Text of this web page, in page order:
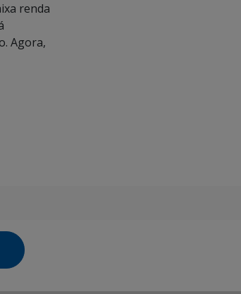
renda
Agora,